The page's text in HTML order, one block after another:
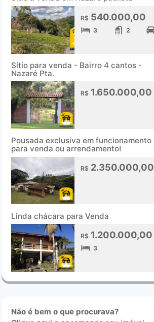
R$540.000,00
3 2
Sítio para venda - Bairro 4 cantos -
Nazaré Pta.
R$1.650.000,00
Pousada exclusiva em funcionamento
para venda ou arrendamento!
R$2.350.000,00
Linda chácara para Venda
R$1.200.000,00
3
Não é bem o que procurava?